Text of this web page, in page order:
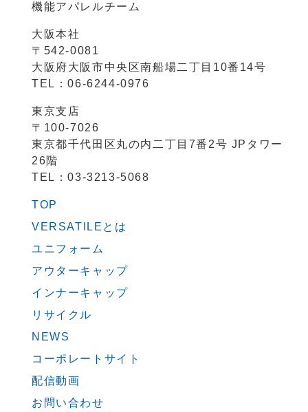
機能アパレルチーム
大阪本社
〒542-0081
大阪府大阪市中央区南船場二丁目10番14号
TEL：06-6244-0976
東京支店
〒100-7026
東京都千代田区丸の内二丁目7番2号 JPタワー
26階
TEL：03-3213-5068
TOP
VERSATILEとは
ユニフォーム
アウターキャップ
インナーキャップ
リサイクル
NEWS
コーポレートサイト
配信動画
お問い合わせ